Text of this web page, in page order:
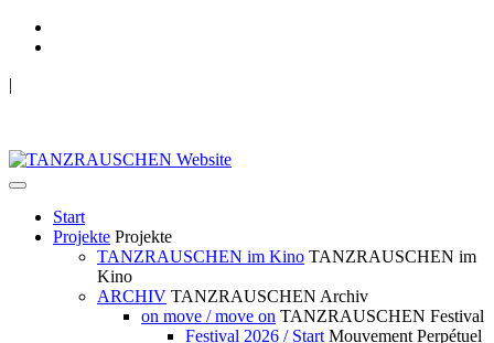
|
Start
Projekte Projekte
TANZRAUSCHEN im Kino TANZRAUSCHEN im
Kino
ARCHIV TANZRAUSCHEN Archiv
on move / move on TANZRAUSCHEN Festival
Festival 2026 / Start Mouvement Perpétuel